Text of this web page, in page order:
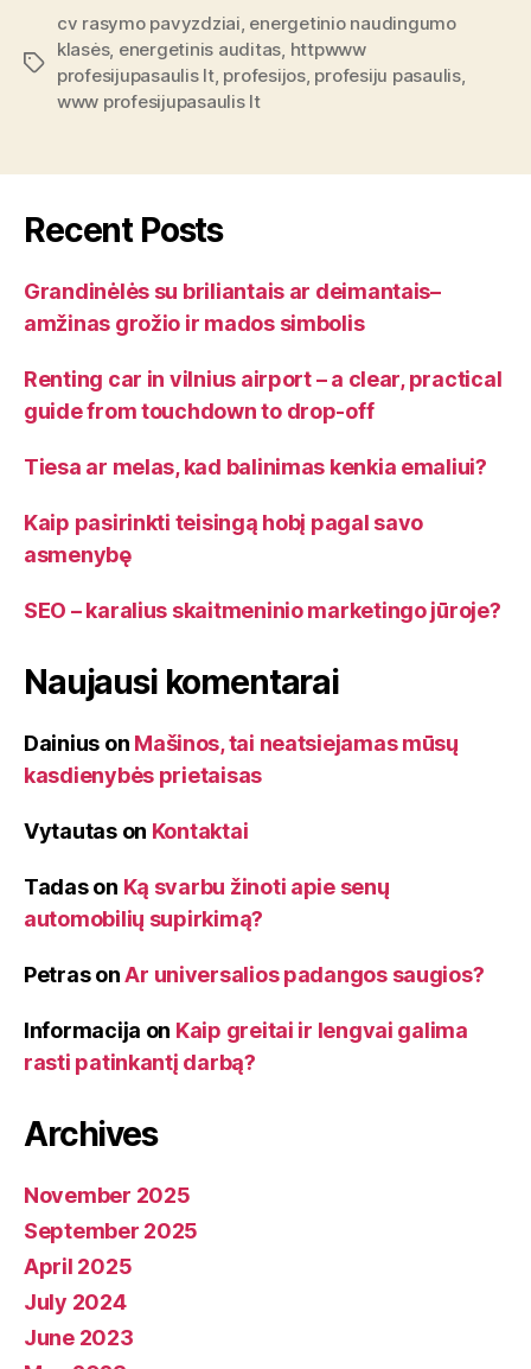
Tags
cv rasymo pavyzdziai energetinio naudingumo
klasės, energetinis auditas httpwww
profesijupasaulis lt, profesijos, profesiju pasaulis,
www profesijupasaulis lt
Recent Posts
Grandinėlės su briliantais ar deimantais–
amžinas grožio ir mados simbolis
Renting car in vilnius airport – a clear, practical
guide from touchdown to drop-off
Tiesa ar melas, kad balinimas kenkia emaliui?
Kaip pasirinkti teisingą hobį pagal savo
asmenybę
SEO – karalius skaitmeninio marketingo jūroje?
Naujausi komentarai
Dainius on Mašinos, tai neatsiejamas mūsų
kasdienybės prietaisas
Vytautason Kontaktai
Tadason Ką svarbu žinoti apie senų
automobilių supirkimą?
PetrasonAr universalios padangos saugios?
Informacija on Kaip greitai ir lengvai galima
rasti patinkantį darbą?
Archives
November 2025
September 2025
April 2025
July 2024
June 2023